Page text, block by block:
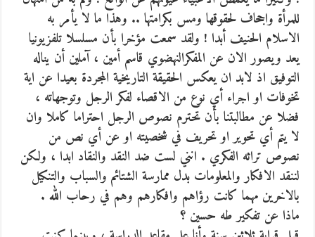
للمرأة واجحاف لحقوقها ومس بكرامتها .. وهذا ما لا يأمر به
الاسلام الحنيف أبدا ! ولقد سمعت مؤخرا بأن مسلسلا تلفزيونيا
يعد ويصور الان عن المفكرالنهضوي قاسم أمين ، آملين أن يناله
التوفيق اذ لابد ان يعكس الحقيقة التاريخية المجردة بعيدا عن اية
تخوفات او اجراء أي نوع من الاقصاء لفكر الرجل وتوجهاته ،
فضلا عن مطالبتنا بأن تحترم نصوص الرجل احتراما كاملا وان
لا يتم أي تحوير او تحريف في شخصيته او عن أي نص من
نصوص تراثه الفكري . انني لست ضد النقد والنقاد ابدا ، ولكن
لننقد الافكار والمعلومات بدل ممارسة الشتائم والسباب والتنكيل
بالاخرين مهما كانت رؤاهم وافكارهم وهم في رحاب الله .
ماذا عن تفكير طه حسين ؟